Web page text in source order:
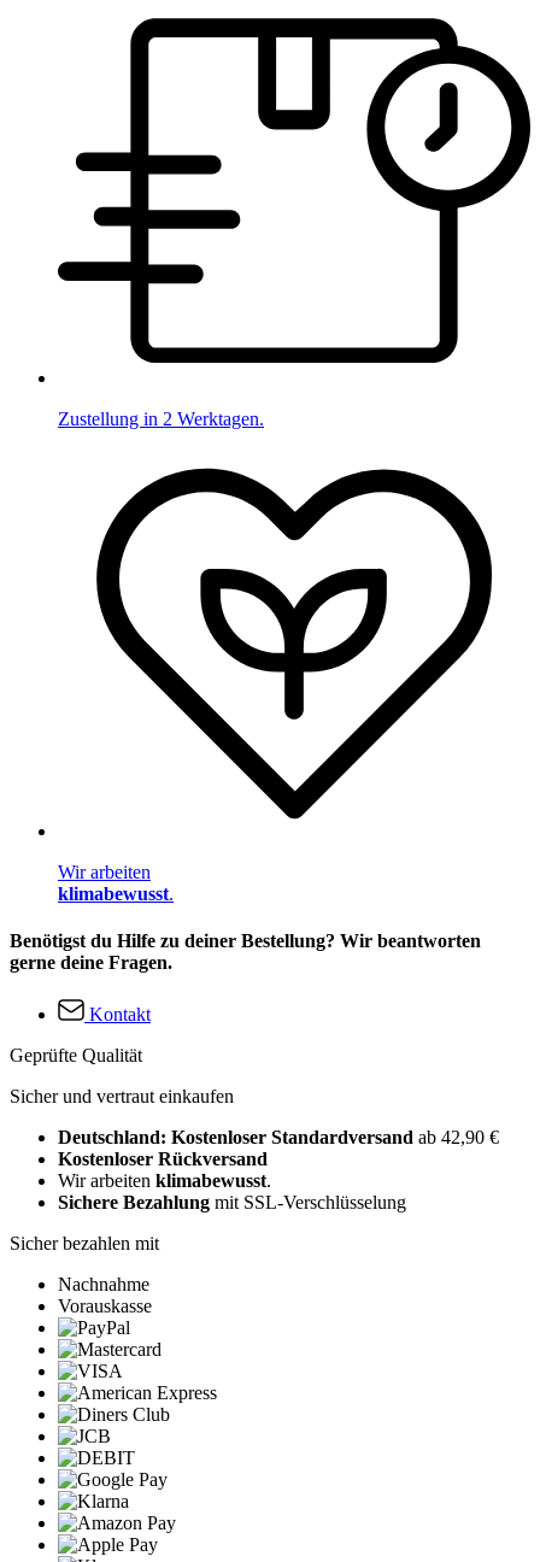
Zustellung in 2 Werktagen.
Wir arbeiten
klimabewusst.
Benötigst du Hilfe zu deiner Bestellung? Wir beantworten
gerne deine Fragen.
Kontakt
Geprüfte Qualität
Sicher und vertraut einkaufen
Deutschland: Kostenloser Standardversand ab 42,90 €
Kostenloser Rückversand
Wir arbeiten klimabewusst.
Sichere Bezahlung mit SSL-Verschlüsselung
Sicher bezahlen mit
Nachnahme
Vorauskasse